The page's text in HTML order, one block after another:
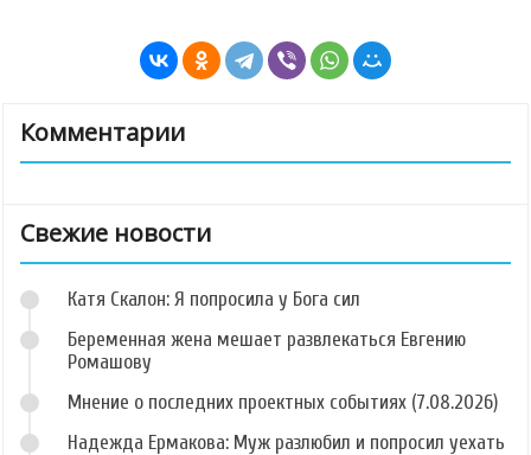
Комментарии
Свежие новости
Катя Скалон: Я попросила у Бога сил
Беременная жена мешает развлекаться Евгению
Ромашову
Мнение о последних проектных событиях (7.08.2026)
Надежда Ермакова: Муж разлюбил и попросил уехать